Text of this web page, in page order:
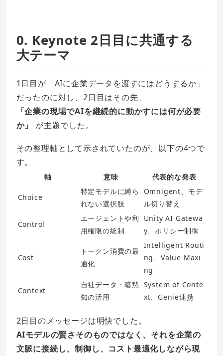
0. Keynote 2日目に共通する
大テーマ
1日目が「AIに企業データを渡すにはどうするか」
だったのに対し、2日目はその先、
「企業の現場でAIを継続的に動かすには何が必要
か」
が主題でした。
その整理軸として示されていたのが、以下の4つで
す。
軸 意味 代表的な発表
Choice
特定モデルに縛ら
れない選択肢
Omnigent、モデ
ル切り替え
Control
エージェントや利
用権限の統制
Unity AI Gatewa
y、ポリシー制御
Cost
トークン消費の最
適化
Intelligent Routi
ng、Value Maxi
ng
Context
自社データ・暗黙
知の活用
System of Conte
xt、Genie連携
2日目のメッセージは明快でした。
AIモデルの賢さそのものではなく、それを企業の
文脈に接続し、制御し、コスト最適化しながら現